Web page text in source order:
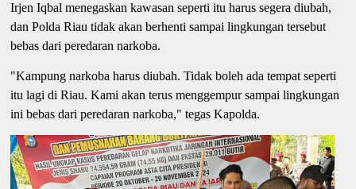
Irjen Iqbal menegaskan kawasan seperti itu harus segera diubah,
dan Polda Riau tidak akan berhenti sampai lingkungan tersebut
bebas dari peredaran narkoba.
"Kampung narkoba harus diubah. Tidak boleh ada tempat seperti
itu lagi di Riau. Kami akan terus menggempur sampai lingkungan
ini bebas dari peredaran narkoba," tegas Kapolda.